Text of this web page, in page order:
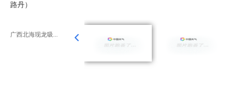
路丹）
广西北海现龙吸...